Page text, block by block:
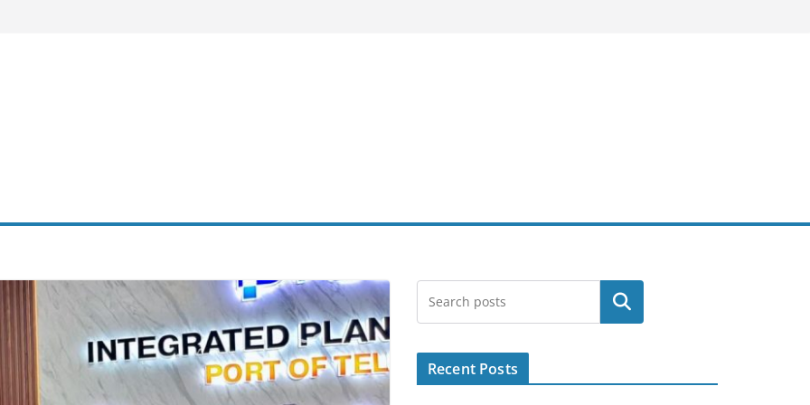
Search
Recent Posts